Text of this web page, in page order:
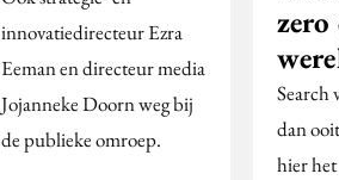
innovatiedirecteur Ezra
Eeman en directeur media
Jojanneke Doorn weg bij
de publieke omroep.
Search
dan
hier het